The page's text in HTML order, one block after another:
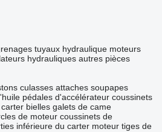
tuyaux hydraulique moteurs
hydrauliques autres pièces
culasses attaches soupapes
pédales d'accélérateur coussinets
bielles galets de came
de moteur coussinets de
inférieure du carter moteur tiges de